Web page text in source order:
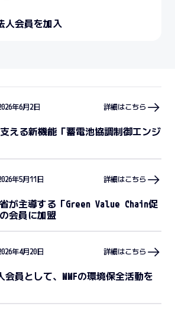
人会員を加入
年6月2日 詳細はこちら
支える新機能「蓄電池協調制御エンジ
年5月11日 詳細はこちら
が主導する「Green Value Chain促
会員に加盟
年4月20日 詳細はこちら
会員として、WWFの環境保全活動を